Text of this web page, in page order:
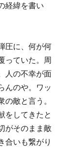
経緯を書い
圧に、何が何
っていた。周
人の不幸が面
んのや。ワッ
敵と言う。
をしてきたと
がそのまま敵
合いも繋がり